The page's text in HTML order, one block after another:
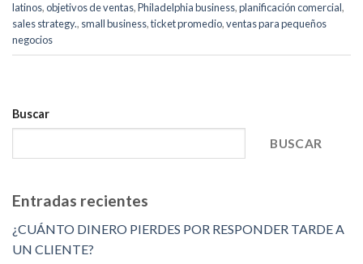
latinos,objetivos de ventas,Philadelphia business,planificación comercial,
sales strategy., small business,ticket promedio,ventas para pequeños
negocios
Buscar
BUSCAR
Entradas recientes
¿CUÁNTO DINERO PIERDES POR RESPONDER TARDE A
UN CLIENTE?